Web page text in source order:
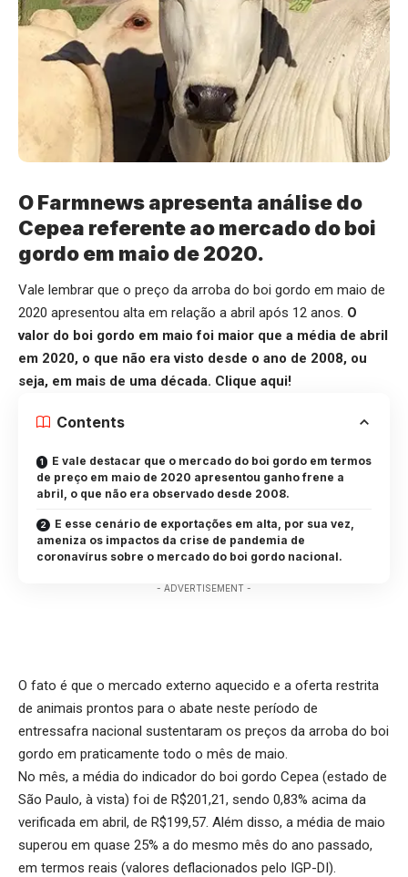
O Farmnews apresenta análise do
Cepea referente ao mercado do boi
gordo em maio de 2020.
Vale lembrar que o preço da arroba do boi gordo em maio de
2020 apresentou alta em relação a abril após 12 anos. O
valor do boi gordo em maio foi maior que a média de abril
em 2020, o que não era visto desde o ano de 2008, ou
seja, em mais de uma década. Clique aqui!
Contents
E vale destacar que o mercado do boi gordo em termos
de preço em maio de 2020 apresentou ganho frene a
abril, o que não era observado desde 2008.
E esse cenário de exportações em alta, por sua vez,
ameniza os impactos da crise de pandemia de
coronavírus sobre o mercado do boi gordo nacional.
- ADVERTISEMENT -
O fato é que o mercado externo aquecido e a oferta restrita
de animais prontos para o abate neste período de
entressafra nacional sustentaram os preços da arroba do boi
gordo em praticamente todo o mês de maio.
No mês, a média do indicador do boi gordo Cepea (estado de
São Paulo, à vista) foi de R$201,21, sendo 0,83% acima da
verificada em abril, de R$199,57. Além disso, a média de maio
superou em quase 25% a do mesmo mês do ano passado,
em termos reais (valores deflacionados pelo IGP-DI).